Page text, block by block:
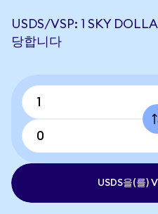
USDS/VSP: 1 SKY
당합니다
USDS을(를)